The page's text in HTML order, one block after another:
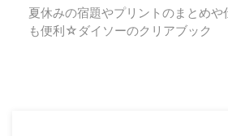
夏休みの宿題やプリントのまとめや
も便利☆ダイソーのクリアブック